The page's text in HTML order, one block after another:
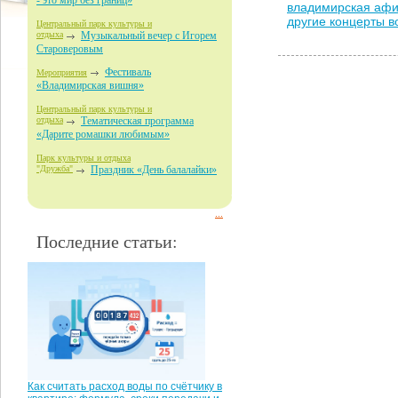
Центральный парк культуры и
отдыха
Музыкальный вечер с Игорем
Староверовым
Мероприятия
Фестиваль
«Владимирская вишня»
Центральный парк культуры и
отдыха
Тематическая программа
«Дарите ромашки любимым»
Парк культуры и отдыха
"Дружба" Праздник «День балалайки»
Последние статьи:
Как считать расход воды по счётчику в
владимирская
другие концерты